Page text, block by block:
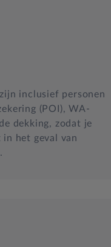
inclusief personen
(POI), WA-
dekking, zodat je
het geval van